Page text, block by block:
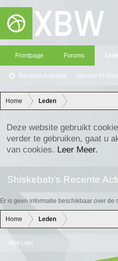
Frontpage Forums
Recente Activiteit Nieuwe
Home Leden
Deze website gebruikt
verder te gebruiken, gaat u
van cookies. Leer Meer.
Shiskebab's Recente
Er is geen informatie beschikbaar over
Home Leden
XBW Light